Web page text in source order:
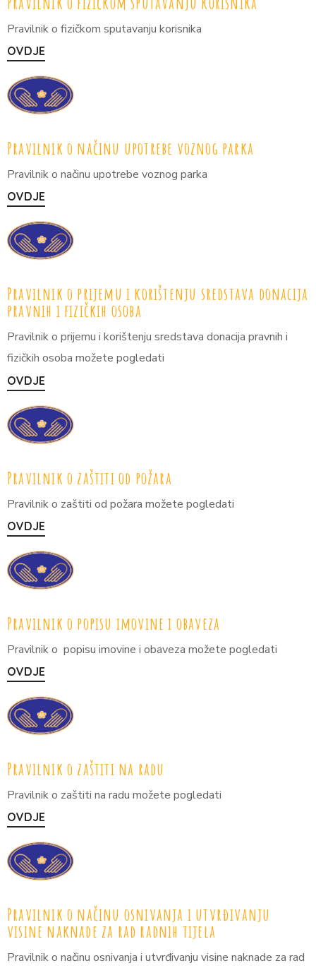
Pravilnik o fizičkom sputavanju korisnika
OVDJE
Pravilnik o načinu upotrebe voznog parka
Pravilnik o načinu upotrebe voznog parka
OVDJE
Pravilnik o prijemu i korištenju sredstava donacija
pravnih i fizičkih osoba
Pravilnik o prijemu i korištenju sredstava donacija pravnih i
fizičkih osoba možete pogledati
OVDJE
Pravilnik o zaštiti od požara
Pravilnik o zaštiti od požara možete pogledati
OVDJE
Pravilnik o popisu imovine i obaveza
Pravilnik o popisu imovine i obaveza možete pogledati
OVDJE
Pravilnik o zaštiti na radu
Pravilnik o zaštiti na radu možete pogledati
OVDJE
Pravilnik o načinu osnivanja i utvrđivanju
visine naknade za rad radnih tijela
Pravilnik o načinu osnivanja i utvrđivanju visine naknade za rad